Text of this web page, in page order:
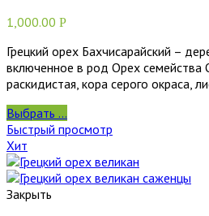
1,000.00 Р
Грецкий орех Бахчисарайский –
включенное в род Орех семейства
раскидистая, кора серого окраса,
Выбрать ...
Быстрый просмотр
Хит
Закрыть